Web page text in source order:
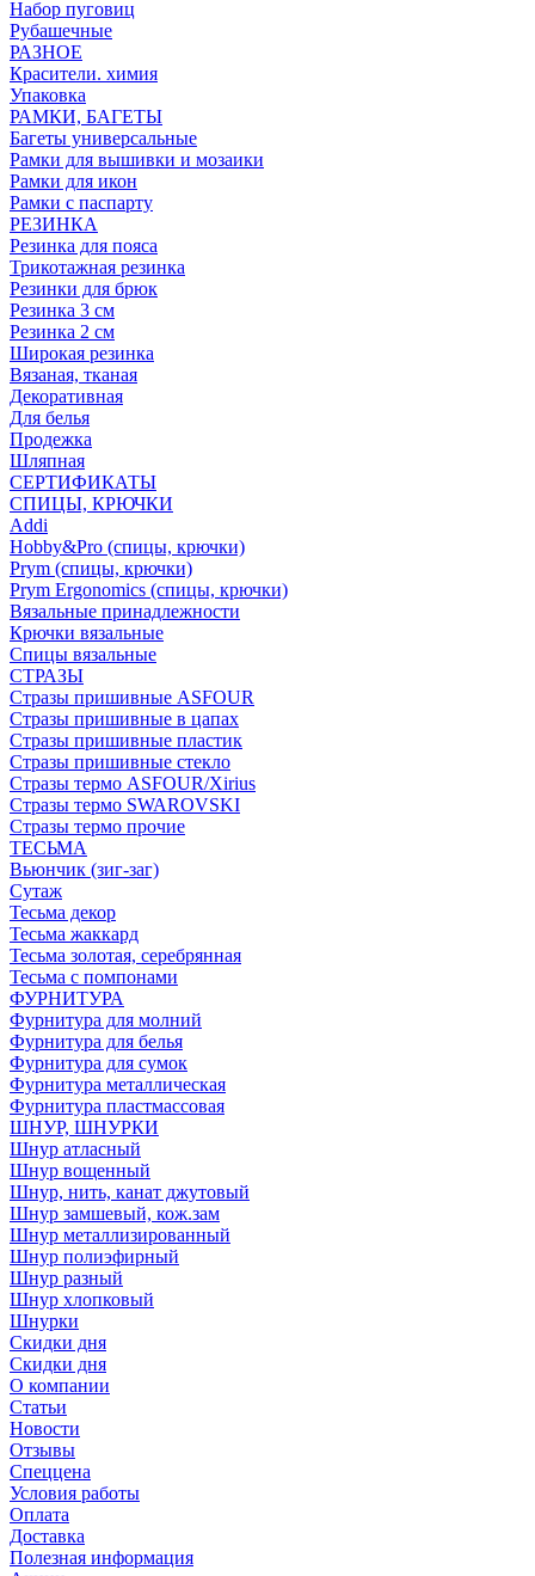
Набор пуговиц
Рубашечные
РАЗНОЕ
Красители. химия
Упаковка
РАМКИ, БАГЕТЫ
Багеты универсальные
Рамки для вышивки и мозаики
Рамки для икон
Рамки с паспарту
РЕЗИНКА
Резинка для пояса
Трикотажная резинка
Резинки для брюк
Резинка 3 см
Резинка 2 см
Широкая резинка
Вязаная, тканая
Декоративная
Для белья
Продежка
Шляпная
СЕРТИФИКАТЫ
СПИЦЫ, КРЮЧКИ
Addi
Hobby&Pro (спицы, крючки)
Prym (спицы, крючки)
Prym Ergonomics (спицы, крючки)
Вязальные принадлежности
Крючки вязальные
Спицы вязальные
СТРАЗЫ
Стразы пришивные ASFOUR
Стразы пришивные в цапах
Стразы пришивные пластик
Стразы пришивные стекло
Стразы термо ASFOUR/Xirius
Стразы термо SWAROVSKI
Стразы термо прочие
ТЕСЬМА
Вьюнчик (зиг-заг)
Сутаж
Тесьма декор
Тесьма жаккард
Тесьма золотая, серебрянная
Тесьма с помпонами
ФУРНИТУРА
Фурнитура для молний
Фурнитура для белья
Фурнитура для сумок
Фурнитура металлическая
Фурнитура пластмассовая
ШНУР, ШНУРКИ
Шнур атласный
Шнур вощенный
Шнур, нить, канат джутовый
Шнур замшевый, кож.зам
Шнур металлизированный
Шнур полиэфирный
Шнур разный
Шнур хлопковый
Шнурки
Скидки дня
Скидки дня
О компании
Статьи
Новости
Отзывы
Спеццена
Условия работы
Оплата
Доставка
Полезная информация